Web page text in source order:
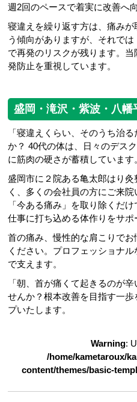
週2回のペースで着実に改善へ
寝違えを繰り返す方は、痛み
う傾向がありますが、それで
で再発のリスクが残ります。
発防止を重視しています。
盛岡・滝沢・紫波・八
「寝違えくらい、そのうち治
か？ 40代の体は、日々のデス
に筋肉の硬さが蓄積しています
盛岡市に２院ある亀太郎はり
く、多くの会社員の方にご来
「今ある痛み」を取り除くだ
仕事に打ち込める体作りをサポ
首の痛み、慢性的な肩こりで
ください。プロフェッショナ
で支えます。
「朝、首が痛くて起きるのが
せんか？根本改善を目指す一
プいたします。
Warning:
/home/kametaroux/
content/themes/basic-